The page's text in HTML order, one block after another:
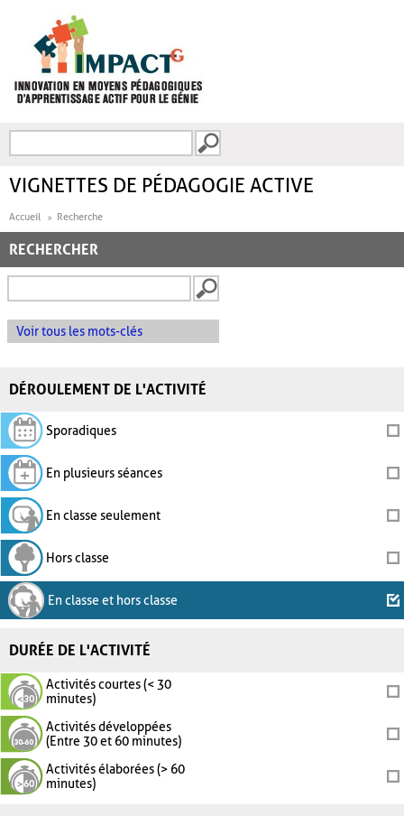
FORMULAIRE DE
VIGNETTES DE PÉDAGOGIE ACTIVE
Accueil Recherche
RECHERCHER
Voir tous les mots-clés
DÉROULEMENT DE L'ACTIVITÉ
Sporadiques
En plusieurs séances
En classe seulement
Hors classe
En classe et hors classe
DURÉE DE L'ACTIVITÉ
Activités courtes (< 30
minutes)
Activités développées
(Entre 30 et 60 minutes)
Activités élaborées (> 60
minutes)